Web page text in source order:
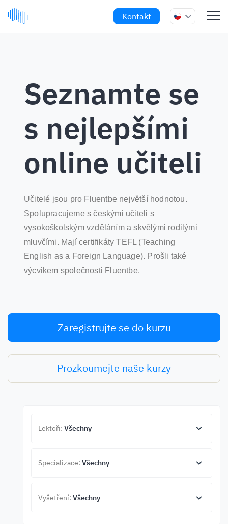
Kontakt
Seznamte se
s nejlepšími
online učiteli
Učitelé jsou pro Fluentbe největší hodnotou.
Spolupracujeme s českými učiteli s
vysokoškolským vzděláním a skvělými rodilými
mluvčími. Mají certifikáty TEFL (Teaching
English as a Foreign Language). Prošli také
výcvikem společnosti Fluentbe.
Zaregistrujte se do kurzu
Prozkoumejte naše kurzy
Lektoři: Všechny
Specializace: Všechny
Vyšetření: Všechny